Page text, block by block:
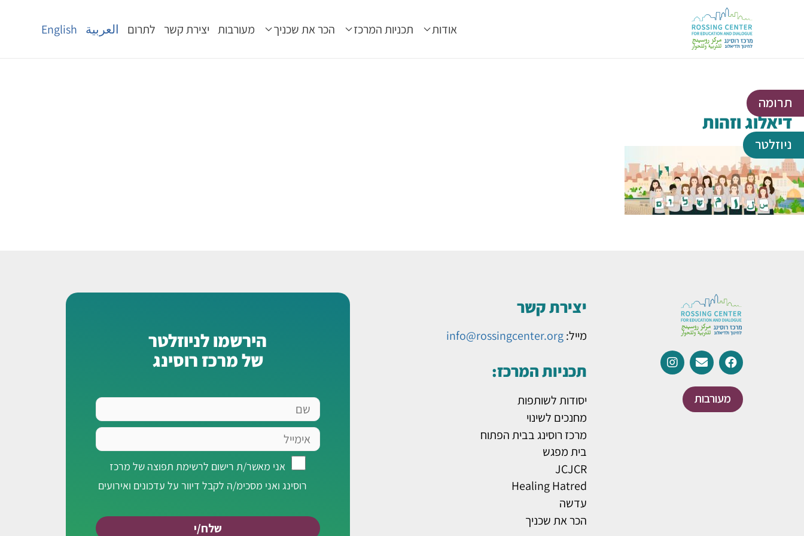
אודות תכניות המרכז הכר את שכניך מעורבות יצירת קשר לתרום العربية English
דיאלוג וזהות
תרומה
ניוזלטר
מעורבות
יצירת קשר
מייל:info@rossingcenter.org
תכניות המרכז:
יסודות לשותפות
מחנכים לשינוי
מרכז רוסינג בבית הפתוח
בית מפגש
JCJCR
Healing Hatred
עדשה
הכר את שכניך
הירשמו לניוזלטר
של מרכז רוסינג
שם
אימייל
מאשר/ת
לרשימת
תפוצה
אני מאשר/ת רישום לרשימת תפוצה של מרכז
רוסינג ואני מסכימ/ה לקבל דיוור על עדכונים ואירועים